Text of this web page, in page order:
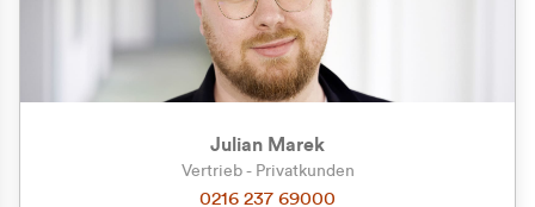
Geschäftskunde (exkl. MwSt.)
Julian Marek
Vertrieb - Privatkunden
0216 237 69000